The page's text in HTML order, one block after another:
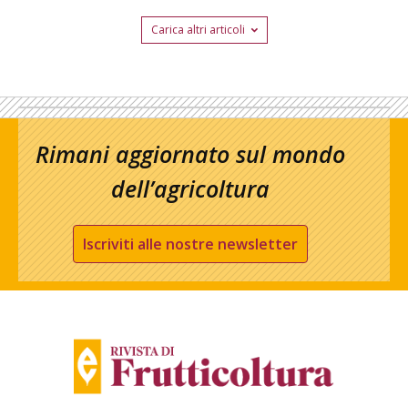
Carica altri articoli
Rimani aggiornato sul mondo
dell’agricoltura
Iscriviti alle nostre newsletter